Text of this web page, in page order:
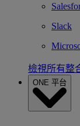
Slack
檢視所有整
ONE 平台